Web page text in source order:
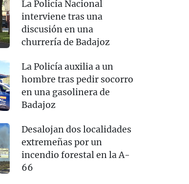
La Policía Nacional
interviene tras una
discusión en una
churrería de Badajoz
La Policía auxilia a un
hombre tras pedir socorro
en una gasolinera de
Badajoz
Desalojan dos localidades
extremeñas por un
incendio forestal en la A-
66